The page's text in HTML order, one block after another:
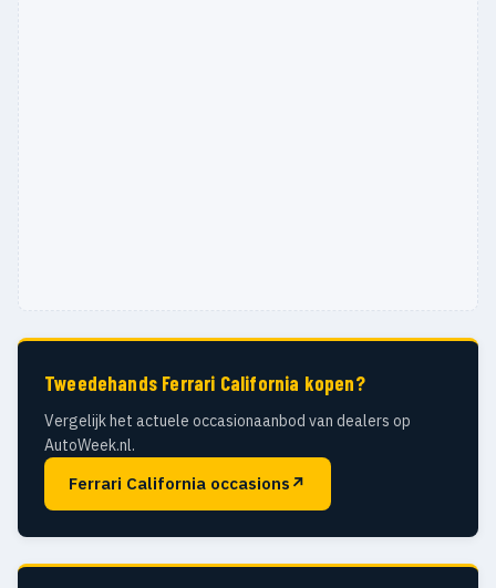
Tweedehands Ferrari California kopen?
Vergelijk het actuele occasionaanbod van dealers op
AutoWeek.nl.
Ferrari California occasions ↗